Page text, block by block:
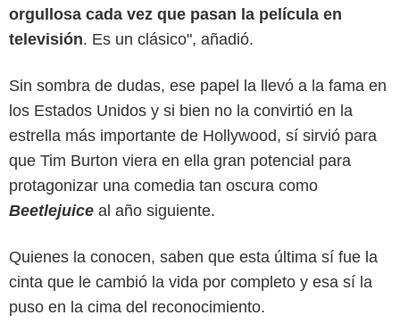
orgullosa cada vez que pasan la película en
televisión. Es un clásico", añadió.
Sin sombra de dudas, ese papel la llevó a la fama en
los Estados Unidos y si bien no la convirtió en la
estrella más importante de Hollywood, sí sirvió para
que Tim Burton viera en ella gran potencial para
protagonizar una comedia tan oscura como
Beetlejuice al año siguiente.
Quienes la conocen, saben que esta última sí fue la
cinta que le cambió la vida por completo y esa sí la
puso en la cima del reconocimiento.
New World Pictures